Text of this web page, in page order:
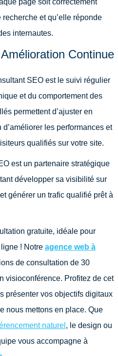
page soit correctement
et qu’elle réponde
internautes.
Continue
SEO est le suivi régulier
et du comportement des
permettent d’ajuster en
les performances et
qualifiés sur votre site.
est un partenaire stratégique
développer sa visibilité sur
générer un trafic qualifié prêt à
gratuite, idéale pour
! Notre agence web à
de consultation de 30
visioconférence. Profitez de cet
présenter vos objectifs digitaux
nous mettons en place. Que
naturel , le design ou
vous accompagne à